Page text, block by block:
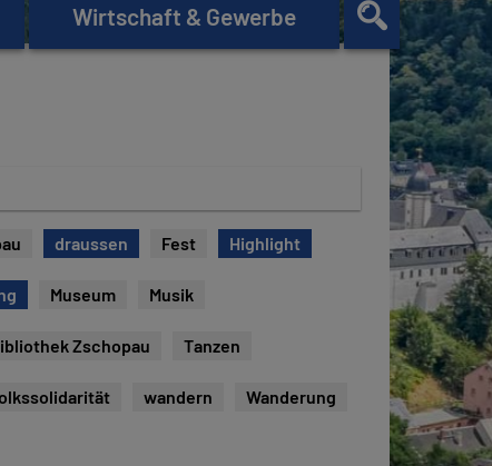
Wirtschaft & Gewerbe
draussen Fest Highlight
Museum Musik
Zschopau Tanzen
wandern Wanderung